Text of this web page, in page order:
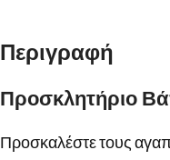
Περιγραφή
Προσκλητήριο
Προσκαλέστε τους